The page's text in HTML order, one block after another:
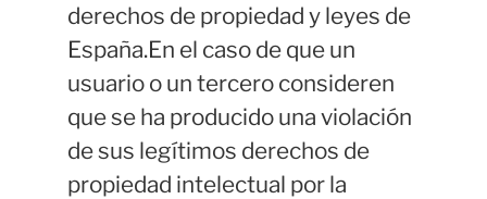
derechos de propiedad y leyes de
España.En el caso de que un
usuario o un tercero consideren
que se ha producido una violación
de sus legítimos derechos de
propiedad intelectual por la